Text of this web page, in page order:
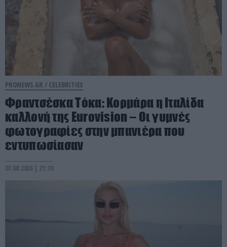
PRONEWS.GR / CELEBRITIES
Φραντσέσκα Τόκα: Κορμάρα η Ιταλίδα
καλλονή της Eurovision – Οι γυμνές
φωτογραφίες στην μπανιέρα που
εντυπωσίασαν
07.08.2026 | 21:30